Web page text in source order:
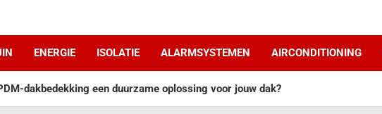
ENERGIE ISOLATIE ALARMSYSTEMEN AIRCONDITIONING
dakbedekking een duurzame oplossing voor jouw dak?